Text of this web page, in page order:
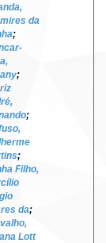
da
;
;
;
;
Filho,
da;
Lott